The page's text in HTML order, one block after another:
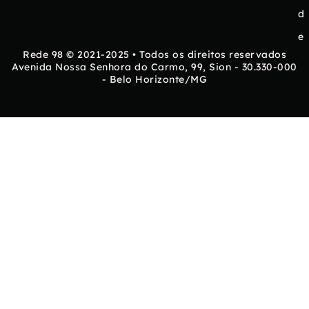
d
e
Rede 98 © 2021-2025 • Todos os direitos reservados
Avenida Nossa Senhora do Carmo, 99, Sion - 30.330-000
- Belo Horizonte/MG